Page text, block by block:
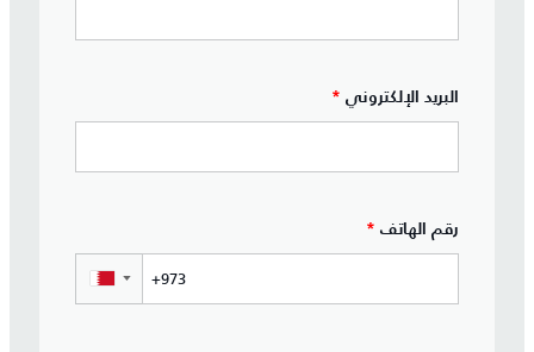
البريد الإلكتروني *
رقم الهاتف *
▼